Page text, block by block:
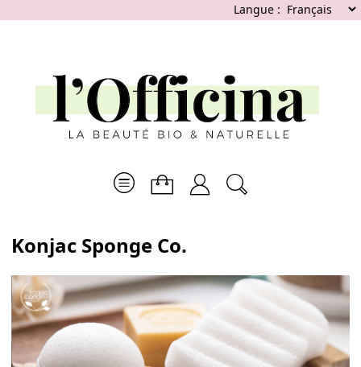
Langue :
Konjac Sponge Co.